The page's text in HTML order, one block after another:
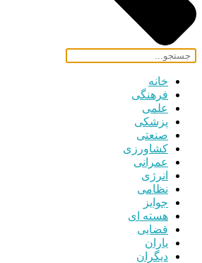
خانه
فرهنگی
علمی
پزشکی
صنعتی
کشاورزی
عمرانی
انرژی
نظامی
جوایز
هسته ای
قضایی
یاران
دیگران